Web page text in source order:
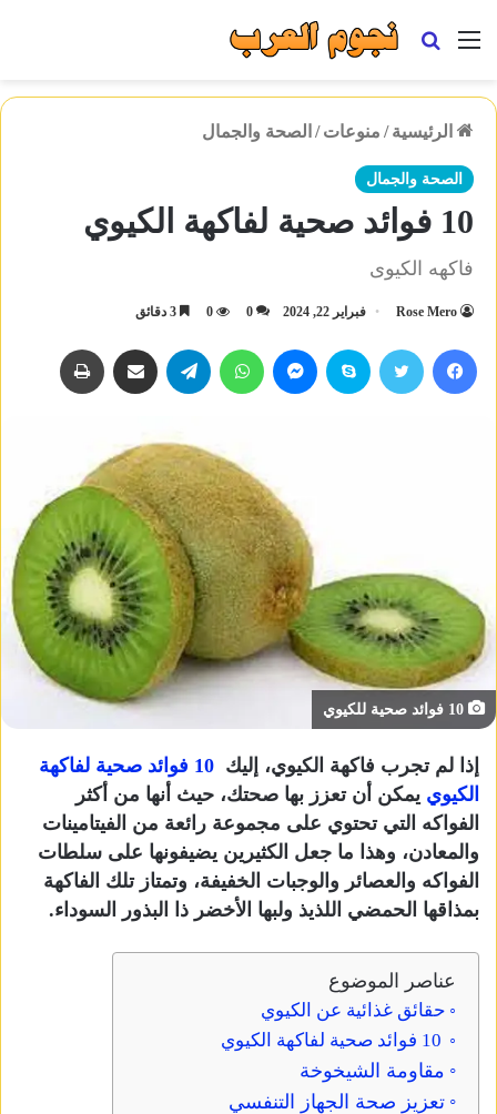
القائمة بحث
الرئيسية / منوعات / الصحة والجمال
الصحة والجمال
10 فوائد صحية لفاكهة الكيوي
فاكهه الكيوى
Rose Mero فبراير 22, 2024 0
0
فيسبوك تويتر سكايب ماسنجر واتساب تيلقرام مشاركة عبر البريد
إذا لم تجرب فاكهة الكيوي، إليك
10 فوائد صحية لفاكهة
الكيوي يمكن أن تعزز بها صحتك، حيث أنها من أكثر
الفواكه التي تحتوي على مجموعة رائعة من الفيتامينات
والمعادن، وهذا ما جعل الكثيرين يضيفونها على سلطات
الفواكه والعصائر والوجبات الخفيفة، وتمتاز تلك الفاكهة
بمذاقها الحمضي اللذيذ ولبها الأخضر ذا البذور السوداء.
عناصر الموضوع
حقائق غذائية عن الكيوي
مقاومة الشيخوخة
تعزيز صحة الجهاز التنفسي